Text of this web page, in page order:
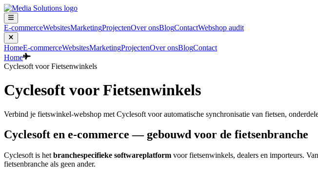
E-commerceWebsitesMarketingProjectenOver onsBlogContactWebshop audit
HomeE-commerceWebsitesMarketingProjectenOver onsBlogContact
Home
Cyclesoft voor Fietsenwinkels
Cyclesoft voor Fietsenwinkels
Verbind je fietswinkel-webshop met Cyclesoft voor automatische synchronisatie van fietsen,
Cyclesoft en e-commerce — gebouwd voor de fietsenbranche
Cyclesoft is het branchespecifieke softwareplatform voor fietsenwinkels, dealers en importeurs.
fietsenbranche als geen ander.